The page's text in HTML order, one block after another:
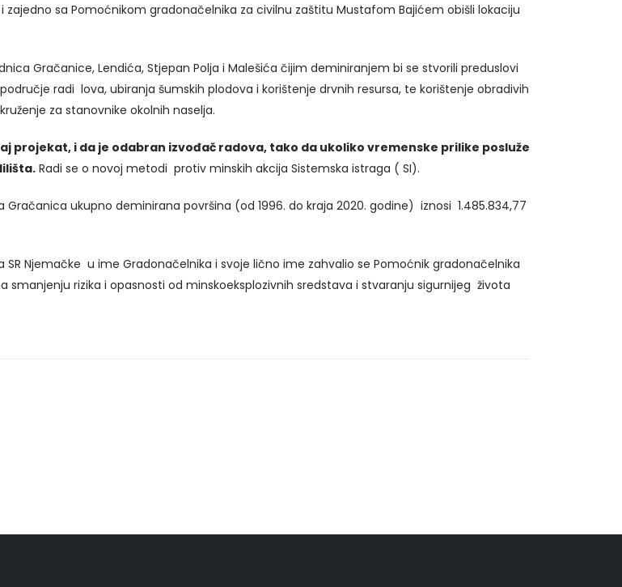
sa Pomoćnikom gradonačelnika za civilnu zaštitu Mustafom Bajićem obišli lokaciju
Gračanice, Lendića, Stjepan Polja i Malešića čijim deminiranjem bi se stvorili preduslovi
radi lova, ubiranja šumskih plodova i korištenje drvnih resursa, te korištenje obradivih
za stanovnike okolnih naselja.
projekat, i da je odabran izvođač radova, tako da ukoliko vremenske prilike posluže
Radi se o novoj metodi protiv minskih akcija Sistemska istraga ( SI).
ukupno deminirana površina (od 1996. do kraja 2020. godine) iznosi 1.485.834,77
Njemačke u ime Gradonačelnika i svoje lično ime zahvalio se Pomoćnik gradonačelnika
rizika i opasnosti od minskoeksplozivnih sredstava i stvaranju sigurnijeg života